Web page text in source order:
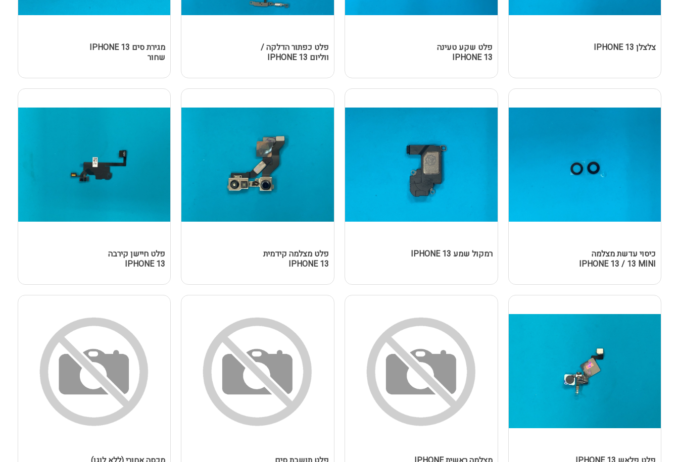
צלצלן IPHONE 13
פלט שקע טעינה
IPHONE 13
פלט כפתור הדלקה /
ווליום IPHONE 13
מגירת סים IPHONE 13
שחור
כיסוי עדשת מצלמה
IPHONE 13 / 13 MINI
רמקול שמע IPHONE 13
פלט מצלמה קידמית
IPHONE 13
פלט חיישן קירבה
IPHONE 13